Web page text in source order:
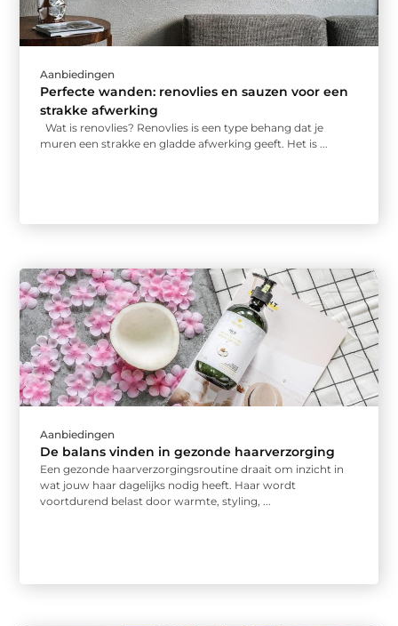
Aanbiedingen
Perfecte wanden: renovlies en sauzen voor een
strakke afwerking
Wat is renovlies? Renovlies is een type behang dat je
muren een strakke en gladde afwerking geeft. Het is ...
Aanbiedingen
De balans vinden in gezonde haarverzorging
Een gezonde haarverzorgingsroutine draait om inzicht in
wat jouw haar dagelijks nodig heeft. Haar wordt
voortdurend belast door warmte, styling, ...